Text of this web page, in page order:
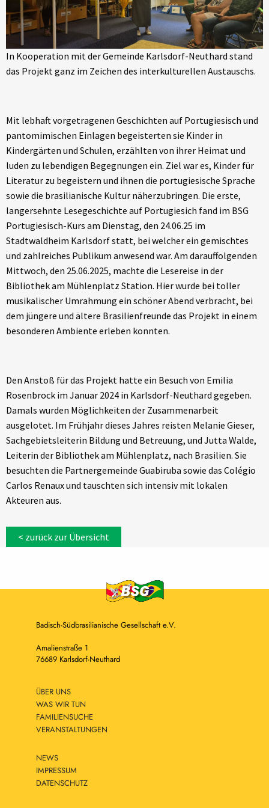
In Kooperation mit der Gemeinde Karlsdorf-Neuthard stand
das Projekt ganz im Zeichen des interkulturellen Austauschs.
Mit lebhaft vorgetragenen Geschichten auf Portugiesisch und
pantomimischen Einlagen begeisterten sie Kinder in
Kindergärten und Schulen, erzählten von ihrer Heimat und
luden zu lebendigen Begegnungen ein. Ziel war es, Kinder für
Literatur zu begeistern und ihnen die portugiesische Sprache
sowie die brasilianische Kultur näherzubringen. Die erste,
langersehnte Lesegeschichte auf Portugiesich fand im BSG
Portugiesisch-Kurs am Dienstag, den 24.06.25 im
Stadtwaldheim Karlsdorf statt, bei welcher ein gemischtes
und zahlreiches Publikum anwesend war. Am darauffolgenden
Mittwoch, den 25.06.2025, machte die Lesereise in der
Bibliothek am Mühlenplatz Station. Hier wurde bei toller
musikalischer Umrahmung ein schöner Abend verbracht, bei
dem jüngere und ältere Brasilienfreunde das Projekt in einem
besonderen Ambiente erleben konnten.
Den Anstoß für das Projekt hatte ein Besuch von Emilia
Rosenbrock im Januar 2024 in Karlsdorf-Neuthard gegeben.
Damals wurden Möglichkeiten der Zusammenarbeit
ausgelotet. Im Frühjahr dieses Jahres reisten Melanie Gieser,
Sachgebietsleiterin Bildung und Betreuung, und Jutta Walde,
Leiterin der Bibliothek am Mühlenplatz, nach Brasilien. Sie
besuchten die Partnergemeinde Guabiruba sowie das Colégio
Carlos Renaux und tauschten sich intensiv mit lokalen
Akteuren aus.
< zurück zur Übersicht
Badisch-Südbrasilianische Gesellschaft e.V.
Amalienstraße 1
76689 Karlsdorf-Neuthard
ÜBER UNS
WAS WIR TUN
FAMILIENSUCHE
VERANSTALTUNGEN
NEWS
IMPRESSUM
DATENSCHUTZ